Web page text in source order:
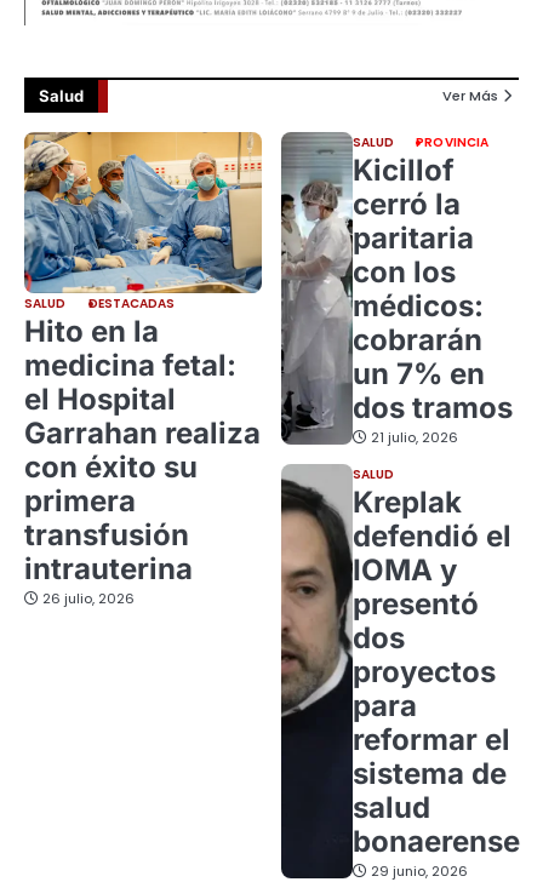
Salud Ver Más
SALUD DESTACADAS
Hito en la
medicina fetal:
el Hospital
Garrahan realiza
con éxito su
primera
transfusión
intrauterina
26 julio, 2026
SALUD PROVINCIA
Kicillof
cerró la
paritaria
con los
médicos:
cobrarán
un 7% en
dos tramos
21 julio, 2026
SALUD
Kreplak
defendió el
IOMA y
presentó
dos
proyectos
para
reformar el
sistema de
salud
bonaerense
29 junio, 2026